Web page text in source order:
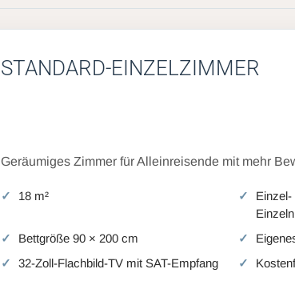
STANDARD-EINZELZIMMER
Geräumiges Zimmer für Alleinreisende mit mehr
18 m²
Bettgröße 90 × 200 cm
32-Zoll-Flachbild-TV mit SAT-Empfang